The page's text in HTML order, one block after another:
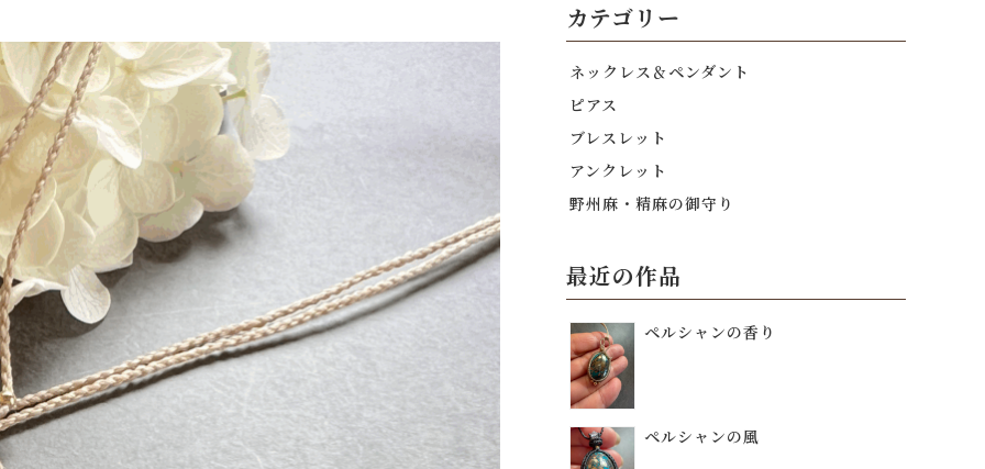
カテゴリー
ネックレス＆ペンダント
ピアス
ブレスレット
アンクレット
野州麻・精麻の御守り
最近の作品
ペルシャンの香り
ペルシャンの風